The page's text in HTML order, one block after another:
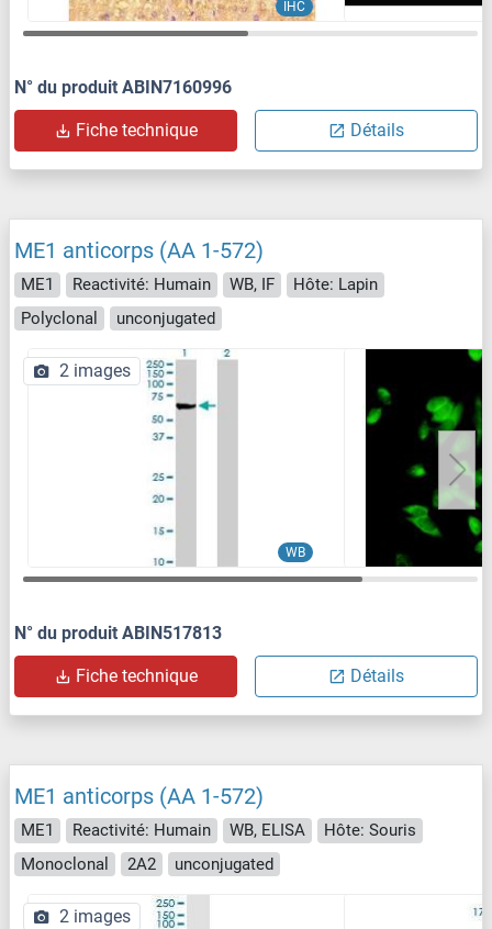
IHC
N° du produit ABIN7160996
Fiche technique Détails
ME1 anticorps (AA 1-572)
ME1 Reactivité: Humain WB, IF
Hôte: Lapin
Polyclonal
unconjugated
WB
2 images
N° du produit ABIN517813
Fiche technique Détails
ME1 anticorps (AA 1-572)
ME1 Reactivité: Humain WB, ELISA
Hôte: Souris
Monoclonal
2A2 unconjugated
2 images